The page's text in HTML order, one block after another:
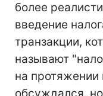
более
введение
транзакции,
называют
на протяжении